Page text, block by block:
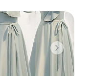
美的出場。
Next